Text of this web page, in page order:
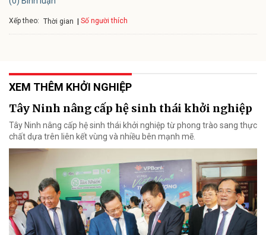
Xếp theo: Thời gian Số người thích
XEM THÊM KHỞI NGHIỆP
Tây Ninh nâng cấp hệ sinh thái khởi nghiệp
Tây Ninh nâng cấp hệ sinh thái khởi nghiệp từ phong trào sang thực
chất dựa trên liên kết vùng và nhiều bên mạnh mẽ.